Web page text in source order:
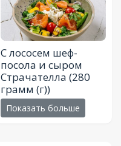
С лососем шеф-
посола и сыром
Страчателла (280
грамм (г))
Показать больше